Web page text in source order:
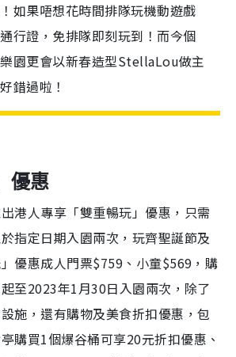
如果唔想花時間排隊玩機動遊戲
行證，免排隊即刻玩到！而今個
園更會以新春造型StellaLou做主
錯過啦！
優惠
港人專享「雙重暢玩」優惠，只需
指定日期入園兩次，玩齊聖誕節及
優惠成人門票$759、小童$569，購
至2023年1月30日入園兩次，除了
施，還有購物及美食折扣優惠，包
購買1個爆谷桶可享20元折扣優惠、